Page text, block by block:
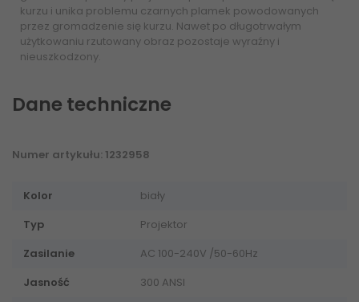
kurzu i unika problemu czarnych plamek powodowanych
przez gromadzenie się kurzu. Nawet po długotrwałym
użytkowaniu rzutowany obraz pozostaje wyraźny i
nieuszkodzony.
Dane techniczne
Numer artykułu: 1232958
Kolor
biały
Typ
Projektor
Zasilanie
AC 100-240V /50-60Hz
Jasność
300 ANSI